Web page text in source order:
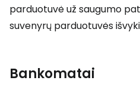
parduotuvė už saugumo
suvenyrų parduotuvės
Bankomatai